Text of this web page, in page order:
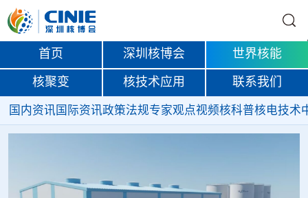
首页 深圳核博会 世界核能
核聚变 核技术应用 联系我们
国内资讯 国际资讯政策法规专家观点视频核科普核电技术